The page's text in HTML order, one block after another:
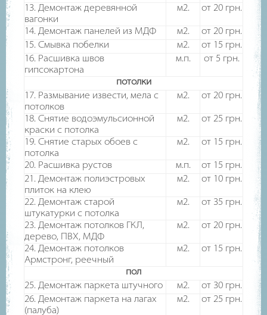
13. Демонтаж деревянной
вагонки
м2. от 20 грн.
14. Демонтаж панелей из МДФ м2. от 20 грн.
15. Смывка побелки
м2. от 15 грн.
16. Расшивка швов
гипсокартона
м.п. от 5 грн.
потолки
17. Размывание извести, мела с
потолков
м2. от 20 грн.
18. Снятие водоэмульсионной
краски с потолка
м2. от 25 грн.
19. Снятие старых обоев с
потолка
м2. от 15 грн.
20. Расшивка рустов м.п. от 15 грн.
21. Демонтаж полиэстровых
плиток на клею
м2. от 10 грн.
22. Демонтаж старой
штукатурки с потолка
м2. от 35 грн.
23. Демонтаж потолков ГКЛ,
дерево, ПВХ, МДФ
м2. от 20 грн.
24. Демонтаж потолков
Армстронг, реечный
м2. от 15 грн.
пол
25. Демонтаж паркета штучного
м2. от 30 грн.
26. Демонтаж паркета на лагах
(палуба)
м2. от 25 грн.